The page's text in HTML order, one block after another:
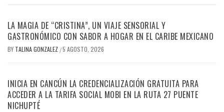
LA MAGIA DE “CRISTINA”, UN VIAJE SENSORIAL Y
GASTRONÓMICO CON SABOR A HOGAR EN EL CARIBE MEXICANO
BY TALINA GONZALEZ /5 AGOSTO, 2026
INICIA EN CANCÚN LA CREDENCIALIZACIÓN GRATUITA PARA
ACCEDER A LA TARIFA SOCIAL MOBI EN LA RUTA 27 PUENTE
NICHUPTÉ